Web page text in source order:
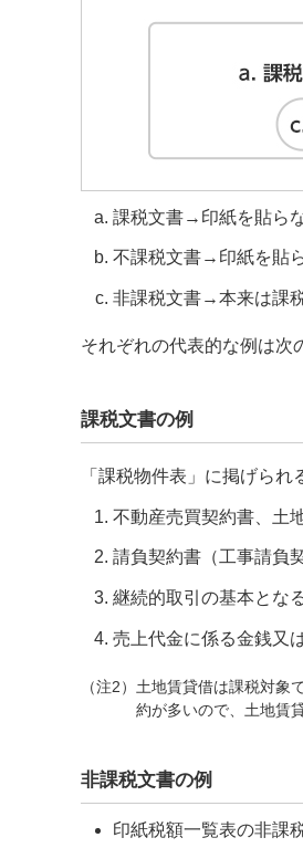
課税文書→印紙を貼ら
不課税文書→印紙を貼
非課税文書→本来は課
それぞれの代表的な例は次
課税文書の例
「課税物件表」に掲げら
不動産売買契約書、土
請負契約書（工事請負
継続的取引の基本とな
売上代金に係る金銭又
（注2）土地賃貸借は課税対
約が多いので、土地賃
非課税文書の例
印紙税額一覧表の非課